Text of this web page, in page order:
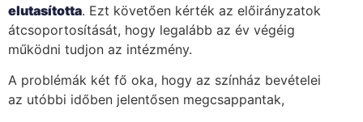
elutasította. Ezt követően kérték az előirányzatok
átcsoportosítását, hogy legalább az év végéig
működni tudjon az intézmény.
A problémák két fő oka, hogy az színház bevételei
az utóbbi időben jelentősen megcsappantak,